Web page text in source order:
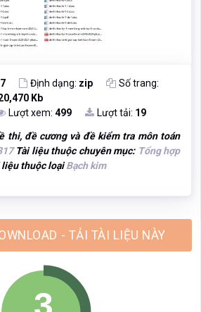
Định dạng: zip
Số trang:
Kb
Lượt xem: 499 Lượt tải: 19
thi, đề cương và đề kiểm tra môn toán
Tài liệu thuộc chuyên mục: Tổng hợp
liệu thuộc loạiBạch kim
- TẢI TÀI LIỆU NÀY